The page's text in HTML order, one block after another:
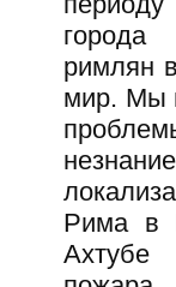
города
римлян
мир. Мы
Рима в